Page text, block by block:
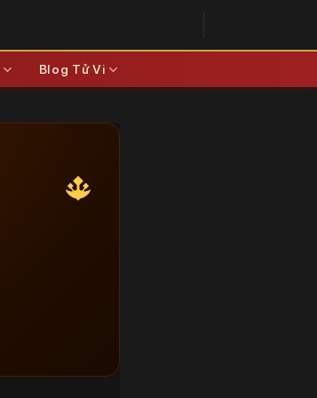
Blog Tử Vi